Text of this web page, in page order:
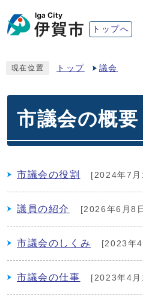
トップへ
現在位置 トップ 議会
市議会の概要
市議会の役割 [2024年7月
議員の紹介 [2026年6月8
市議会のしくみ [2023年
市議会の仕事 [2023年4月